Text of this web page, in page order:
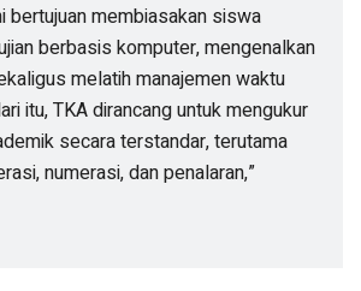
bertujuan membiasakan siswa
berbasis komputer, mengenalkan
melatih manajemen waktu
itu, TKA dirancang untuk mengukur
secara terstandar, terutama
numerasi, dan penalaran,”